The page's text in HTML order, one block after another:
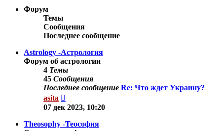
Форум
Темы
Сообщения
Последнее сообщение
Astrology -Астрология
Форум об астрологии
4 Темы
45 Сообщения
Последнее сообщение Re: Что ждет Украину?
asita
к
сообщению
07 дек 2023, 10:20
Theosophy -Теософия